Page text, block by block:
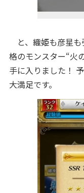
と、織姫も彦星も
格のモンスター“火
手に入りました！
大満足です。